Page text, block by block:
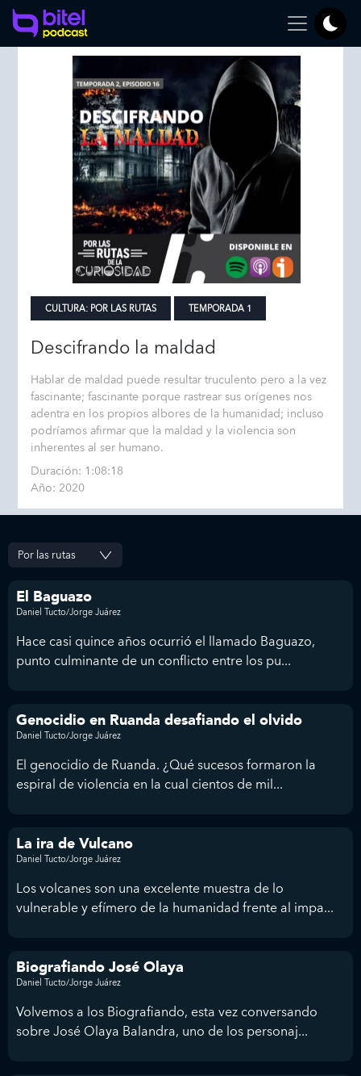
CULTURA: POR LAS RUTAS TEMPORADA 1
Descifrando la maldad
Hablar de maldad puede resultar truculento pero a la vez
fascinante; fascinante porque rastrear sus orígenes nos
adentra en los propios albores de la humanidad; incluso
podríamos afirmar que la maldad y la violencia son
inherentes al ser humano.
Duración: 1:08:18
Año: 2020
El Baguazo
Daniel Tucto/Jorge Juárez
Hace casi quince años ocurrió el llamado Baguazo,
punto culminante de un conflicto entre los pu...
Genocidio en Ruanda desafiando el olvido
Daniel Tucto/Jorge Juárez
El genocidio de Ruanda. ¿Qué sucesos formaron la
espiral de violencia en la cual cientos de mil...
La ira de Vulcano
Daniel Tucto/Jorge Juárez
Los volcanes son una excelente muestra de lo
vulnerable y efímero de la humanidad frente al impa...
Biografiando José Olaya
Daniel Tucto/Jorge Juárez
Volvemos a los Biografiando, esta vez conversando
sobre José Olaya Balandra, uno de los personaj...